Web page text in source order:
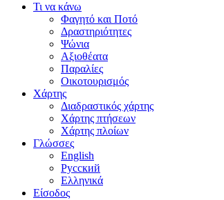
Τι να κάνω
Φαγητό και Ποτό
Δραστηριότητες
Ψώνια
Αξιοθέατα
Παραλίες
Οικοτουρισμός
Χάρτης
Διαδραστικός χάρτης
Χάρτης πτήσεων
Χάρτης πλοίων
Γλώσσες
English
Русский
Ελληνικά
Είσοδος